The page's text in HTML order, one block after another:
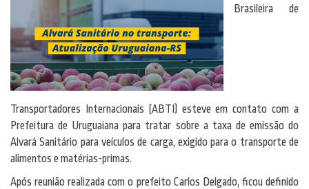
Brasileira de
Transportadores Internacionais (ABTI) esteve em contato com a
Prefeitura de Uruguaiana para tratar sobre a taxa de emissão do
Alvará Sanitário para veículos de carga, exigido para o transporte de
alimentos e matérias-primas.
Após reunião realizada com o prefeito Carlos Delgado, ficou definido